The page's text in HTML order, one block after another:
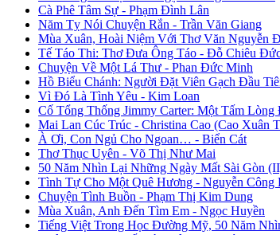
Cà Phê Tâm Sự - Phạm Đình Lân
Năm Tỵ Nói Chuyện Rắn - Trần Văn Giang
Mùa Xuân, Hoài Niệm Với Thơ Văn Nguyễn
Tế Táo Thi: Thơ Đưa Ông Táo - Đỗ Chiêu
Chuyện Về Một Lá Thư - Phan Đức Minh
Hồ Biểu Chánh: Người Đặt Viên Gạch Đầu
Vì Đó Là Tình Yêu - Kim Loan
Cố Tổng Thống Jimmy Carter: Một Tấm
Mai Lan Cúc Trúc - Christina Cao (Cao Xuân
À Ơi, Con Ngủ Cho Ngoan… - Biển Cát
Thơ Thục Uyên - Võ Thị Như Mai
50 Năm Nhìn Lại Những Ngày Mất Sài Gòn
Tình Tự Cho Một Quê Hương - Nguyễn Công
Chuyện Tình Buồn - Phạm Thị Kim Dung
Mùa Xuân, Anh Đến Tìm Em - Ngọc Huyền
Tiếng Việt Trong Học Đường Mỹ, 50 Năm